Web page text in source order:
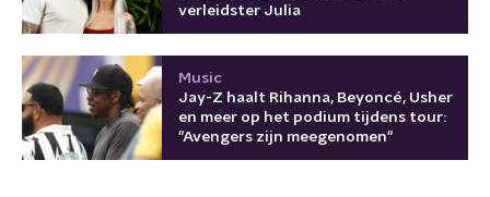
verleidster Julia
Music
Jay-Z haalt Rihanna, Beyoncé, Usher
en meer op het podium tijdens tour:
"Avengers zijn meegenomen"